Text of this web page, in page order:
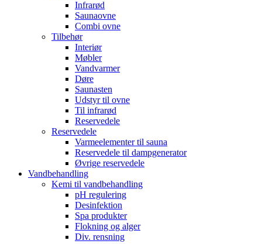
Infrarød
Saunaovne
Combi ovne
Tilbehør
Interiør
Møbler
Vandvarmer
Døre
Saunasten
Udstyr til ovne
Til infrarød
Reservedele
Reservedele
Varmeelementer til sauna
Reservedele til dampgenerator
Øvrige reservedele
Vandbehandling
Kemi til vandbehandling
pH regulering
Desinfektion
Spa produkter
Flokning og alger
Div. rensning